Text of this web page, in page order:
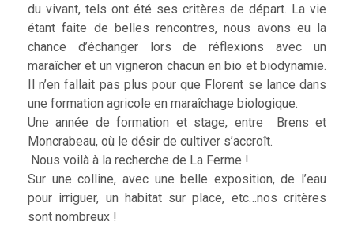
du vivant, tels ont été ses critères de départ. La vie
étant faite de belles rencontres, nous avons eu la
chance d’échanger lors de réflexions avec un
maraîcher et un vigneron chacun en bio et biodynamie.
Il n’en fallait pas plus pour que Florent se lance dans
une formation agricole en maraîchage biologique.
Une année de formation et stage, entre Brens et
Moncrabeau, où le désir de cultiver s’accroît.
Nous voilà à la recherche de La Ferme !
Sur une colline, avec une belle exposition, de l’eau
pour irriguer, un habitat sur place, etc…nos critères
sont nombreux !